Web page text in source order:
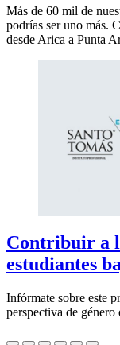
Más de 60 mil de
podrías ser uno más.
desde Arica a Punta
Contribuir a
estudiantes
Infórmate sobre este
perspectiva de género